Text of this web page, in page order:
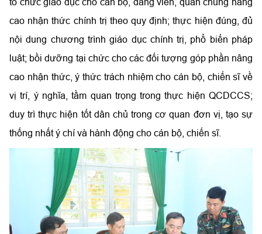
cao nhận thức chính trị theo quy định; thực hiện đúng, đủ
nội dung chương trình giáo dục chính trị, phổ biến pháp
luật; bồi dưỡng tại chức cho các đối tượng góp phần nâng
cao nhận thức, ý thức trách nhiệm cho cán bộ, chiến sĩ về
vị trí, ý nghĩa, tầm quan trọng trong thực hiện QCDCCS;
duy trì thực hiện tốt dân chủ trong cơ quan đơn vị, tạo sự
thống nhất ý chí và hành động cho cán bộ, chiến sĩ.